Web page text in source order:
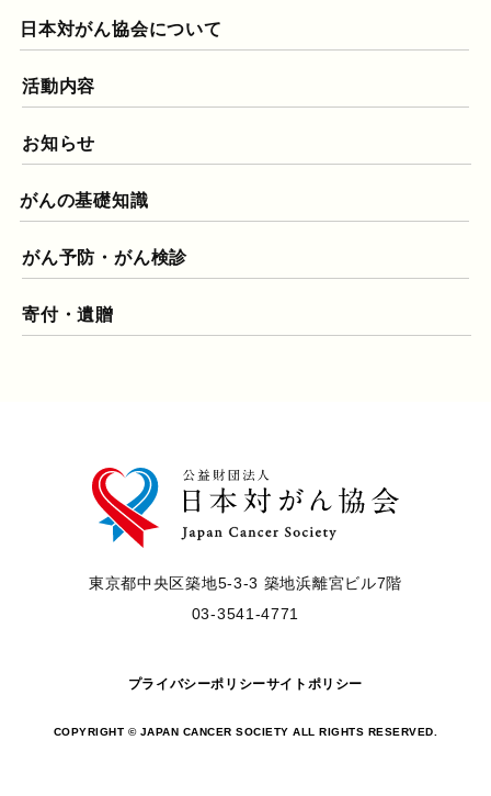
日本対がん協会について
活動内容
お知らせ
がんの基礎知識
がん予防・がん検診
寄付・遺贈
東京都中央区築地5-3-3 築地浜離宮ビル7階
03-3541-4771
プライバシーポリシーサイトポリシー
COPYRIGHT © JAPAN CANCER SOCIETY ALL RIGHTS RESERVED.